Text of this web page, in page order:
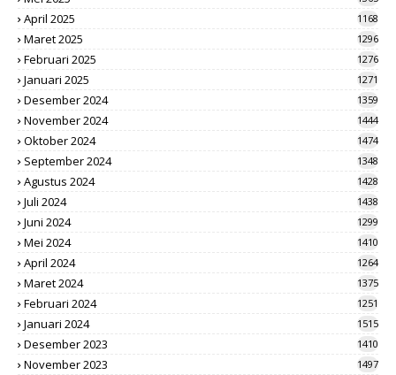
April 2025 1168
Maret 2025 1296
Februari 2025 1276
Januari 2025 1271
Desember 2024 1359
November 2024 1444
Oktober 2024 1474
September 2024 1348
Agustus 2024 1428
Juli 2024 1438
Juni 2024 1299
Mei 2024 1410
April 2024 1264
Maret 2024 1375
Februari 2024 1251
Januari 2024 1515
Desember 2023 1410
November 2023 1497